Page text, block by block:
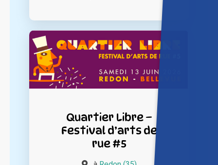
Quartier Libre –
Festival d’arts de
rue #5